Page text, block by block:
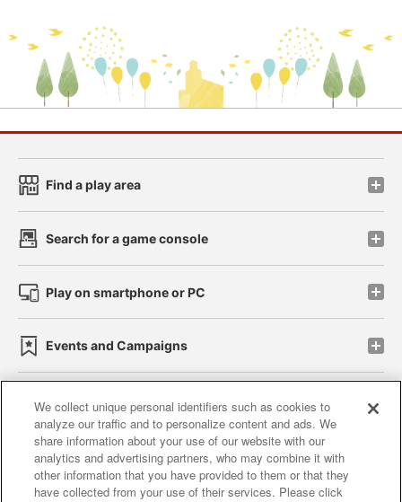
Find a play area
Search for a game console
Play on smartphone or PC
Events and Campaigns
Affiliate Sustainability site policy privacy policy
Web accessibility policy and verification results
We collect unique personal identifiers such as cookies to
analyze our traffic and to personalize content and ads. We
share information about your use of our website with our
analytics and advertising partners, who may combine it with
other information that you have provided to them or that they
have collected from your use of their services. Please click